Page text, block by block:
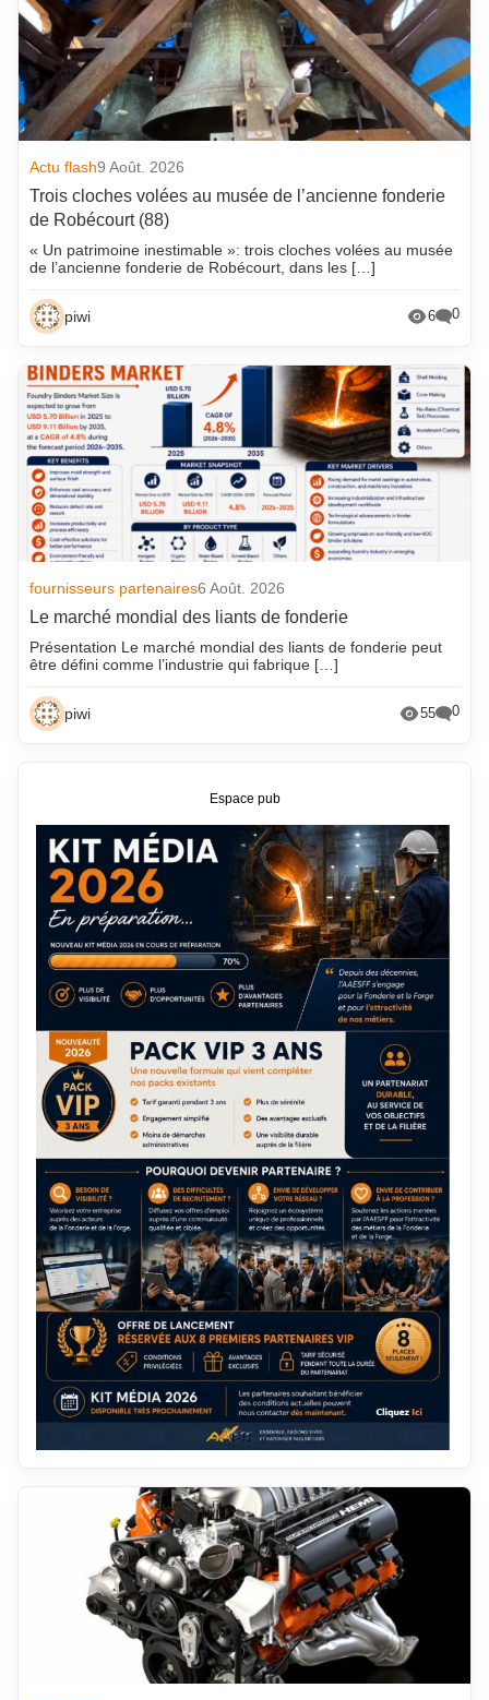
Actu flash9 Août. 2026
Trois cloches volées au musée de l’ancienne fonderie
de Robécourt (88)
« Un patrimoine inestimable »: trois cloches volées au musée
de l’ancienne fonderie de Robécourt, dans les […]
piwi 6 0
fournisseurs partenaires6 Août. 2026
Le marché mondial des liants de fonderie
Présentation Le marché mondial des liants de fonderie peut
être défini comme l’industrie qui fabrique […]
piwi 55 0
Espace pub